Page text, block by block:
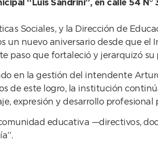
“Luis Sandrini”, en calle 54 N°
Sociales, y la Dirección de
un nuevo aniversario desde que
paso que fortaleció y jerarquizó
en la gestión del intendente
de este logro, la institución
expresión y desarrollo profesional
educativa —directivos,